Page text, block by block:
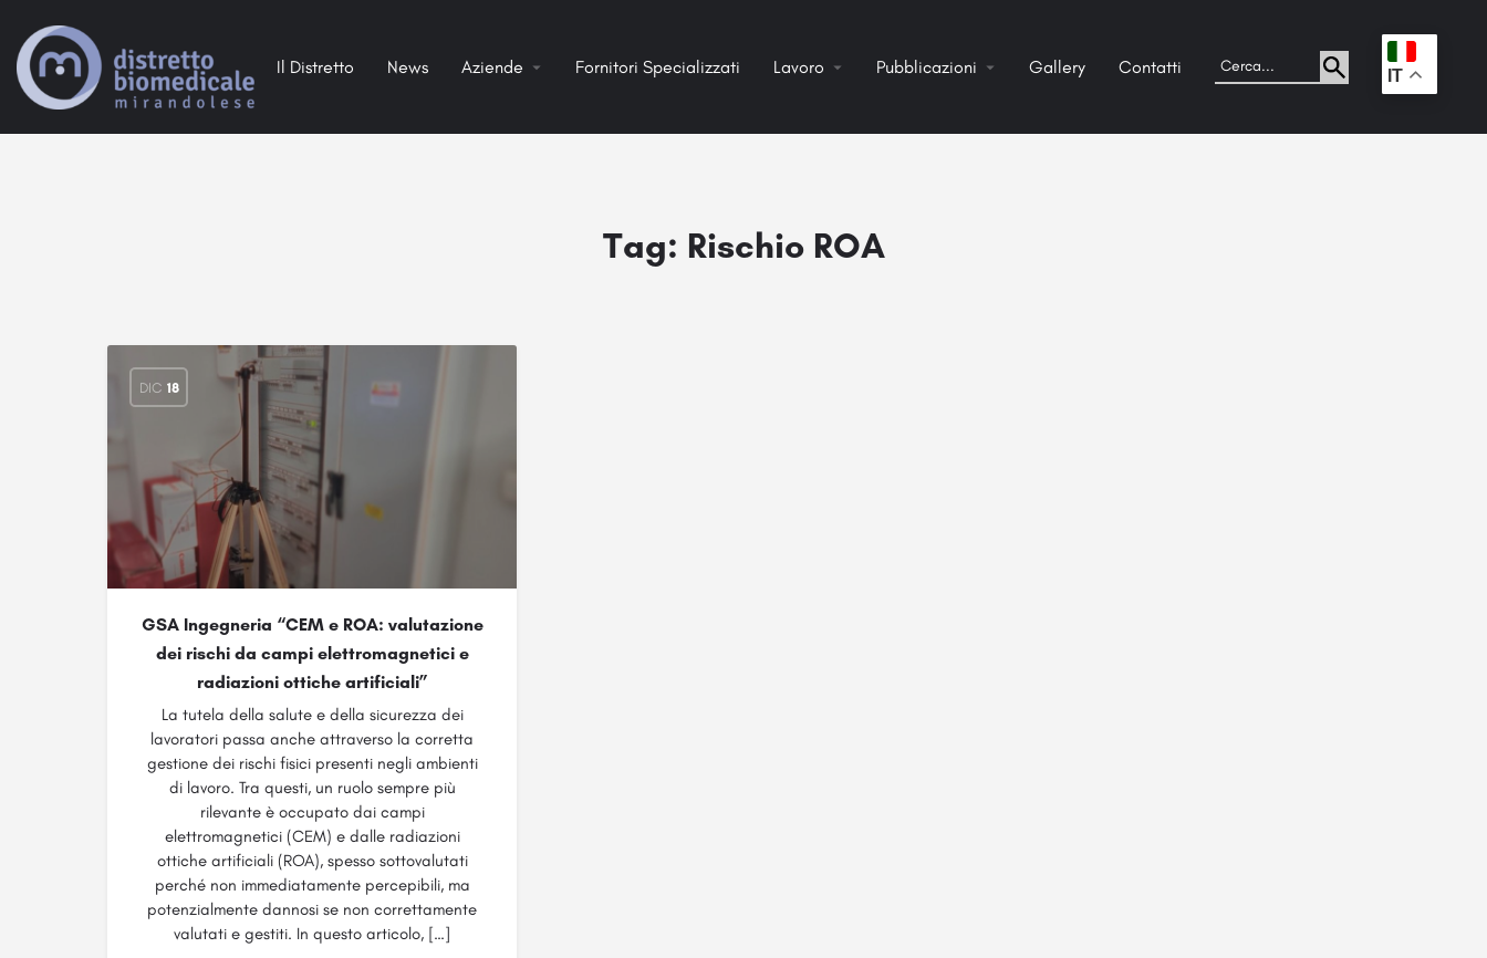
Il Distretto News Aziende Fornitori Specializzati Lavoro Pubblicazioni Gallery Contatti . IT
Tag: Rischio ROA
DIC 18
GSA Ingegneria “CEM e ROA: valutazione
dei rischi da campi elettromagnetici e
radiazioni ottiche artificiali”
La tutela della salute e della sicurezza dei
lavoratori passa anche attraverso la corretta
gestione dei rischi fisici presenti negli ambienti
di lavoro. Tra questi, un ruolo sempre più
rilevante è occupato dai campi
elettromagnetici (CEM) e dalle radiazioni
ottiche artificiali (ROA), spesso sottovalutati
perché non immediatamente percepibili, ma
potenzialmente dannosi se non correttamente
valutati e gestiti. In questo articolo, […]